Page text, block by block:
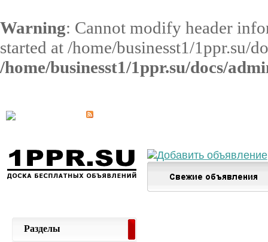
Warning: Cannot modify header
started at /home/businesst1/1ppr.su/
/home/businesst1/1ppr.su/docs/
Разделы